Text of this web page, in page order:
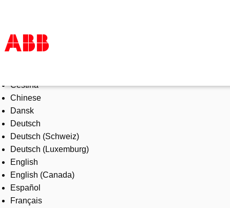
Products & Solutions
Industries
Services
About us
Where to buy
Contact us
Careers
Čeština
Chinese
Dansk
Deutsch
Deutsch (Schweiz)
Deutsch (Luxemburg)
English
English (Canada)
Español
Français